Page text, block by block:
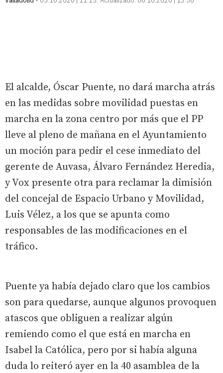
El alcalde, Óscar Puente, no dará marcha atrás
en las medidas sobre movilidad puestas en
marcha en la zona centro por más que el PP
lleve al pleno de mañana en el Ayuntamiento
un moción para pedir el cese inmediato del
gerente de Auvasa, Álvaro Fernández Heredia,
y Vox presente otra para reclamar la dimisión
del concejal de Espacio Urbano y Movilidad,
Luis Vélez, a los que se apunta como
responsables de las modificaciones en el
tráfico.
Puente ya había dejado claro que los cambios
son para quedarse, aunque algunos provoquen
atascos que obliguen a realizar algún
remiendo como el que está en marcha en
Isabel la Católica, pero por si había alguna
duda lo reiteró ayer en la 40 asamblea de la